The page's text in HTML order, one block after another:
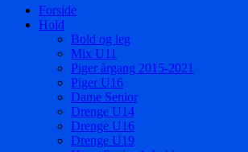
Forside
Hold
Bold og leg
Mix U11
Piger årgang 2015-2021
Piger U16
Dame Senior
Drenge U14
Drenge U16
Drenge U19